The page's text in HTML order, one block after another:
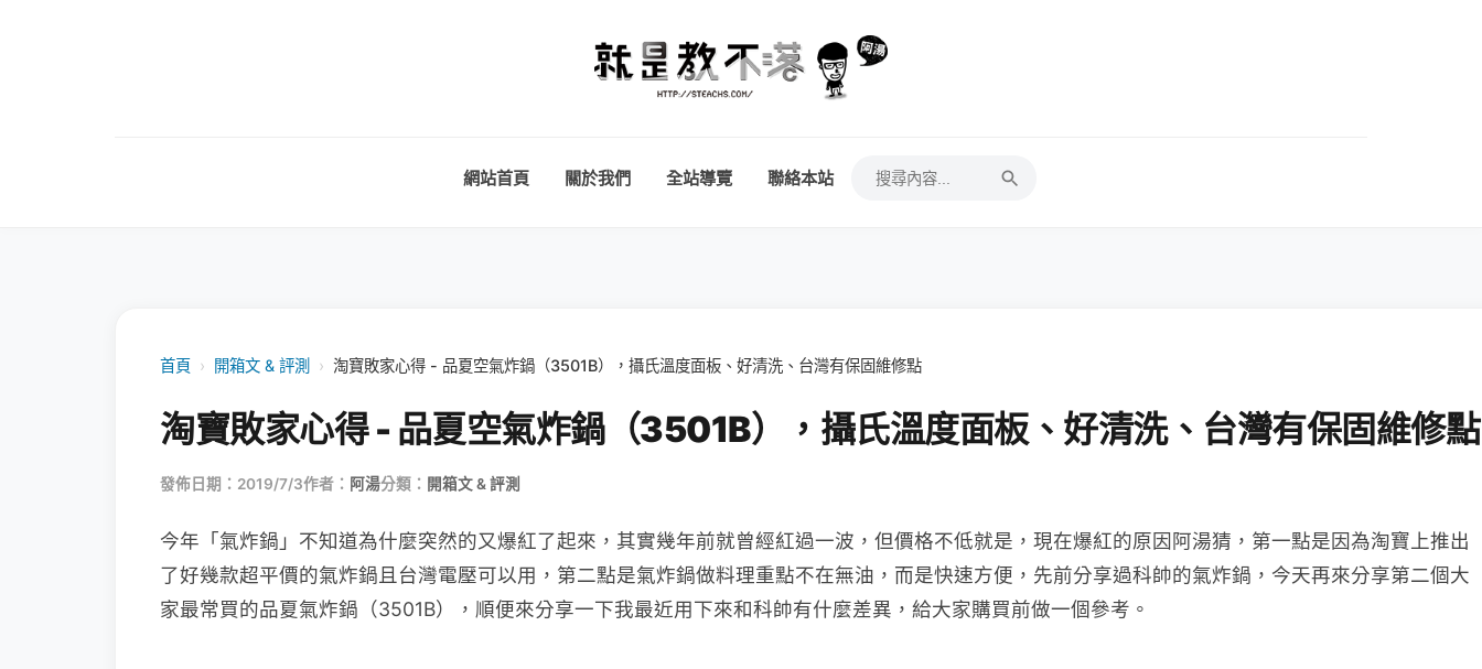
網站首頁 關於我們 全站導覽 聯絡本站
首頁 › 開箱文 & 評測 › 淘寶敗家心得 - 品夏空氣炸鍋（3501B），攝氏溫度面板、好清洗、台灣有保固維修點
淘寶敗家心得 - 品夏空氣炸鍋（3501B），攝氏溫度面板、好清洗、台灣有保固維修點
發佈日期：2019/7/3作者： 阿湯分類： 開箱文 & 評測
今年「氣炸鍋」不知道為什麼突然的又爆紅了起來，其實幾年前就曾經紅過一波，但價格不低就是，現在爆紅的原因阿湯猜，第一點是因為淘寶上推出
了好幾款超平價的氣炸鍋且台灣電壓可以用，第二點是氣炸鍋做料理重點不在無油，而是快速方便，先前分享過科帥的氣炸鍋，今天再來分享第二個大
家最常買的品夏氣炸鍋（3501B），順便來分享一下我最近用下來和科帥有什麼差異，給大家購買前做一個參考。